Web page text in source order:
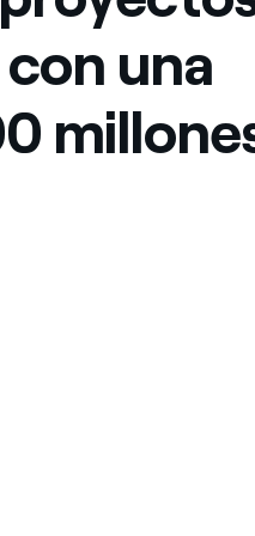
de propietarios?
una